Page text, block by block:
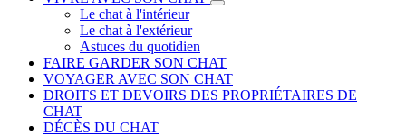
Le chat à l'intérieur
Le chat à l'extérieur
Astuces du quotidien
FAIRE GARDER SON CHAT
VOYAGER AVEC SON CHAT
DROITS ET DEVOIRS DES PROPRIÉTAIRES DE
CHAT
DÉCÈS DU CHAT